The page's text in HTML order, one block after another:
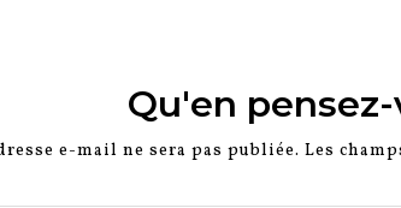
Qu'en pensez-
e-mail ne sera pas publiée. Les